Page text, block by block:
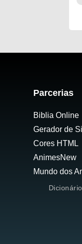
Parcerias
Biblia Online
Gerador de
Cores HTML
AnimesNew
Mundo dos